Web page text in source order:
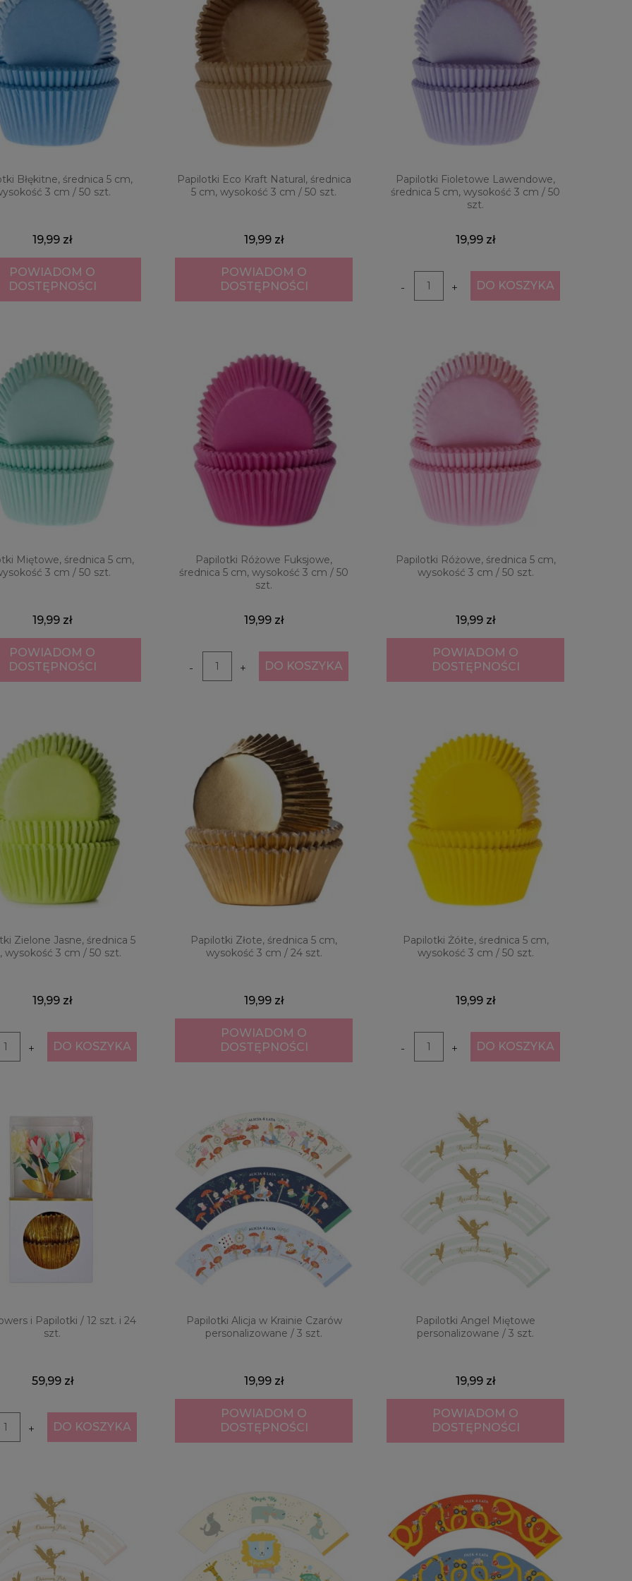
Błękitne, średnica 5 cm,
3 cm / 50 szt.
19,99 zł
POWIADOM O
DOSTĘPNOŚCI
Papilotki Eco Kraft Natural, średnica
5 cm, wysokość 3 cm / 50 szt.
19,99 zł
POWIADOM O
DOSTĘPNOŚCI
Papilotki Fioletowe Lawendowe,
średnica 5 cm, wysokość 3 cm / 50
szt.
19,99 zł
- + DO KOSZYKA
Miętowe, średnica 5 cm,
3 cm / 50 szt.
19,99 zł
POWIADOM O
DOSTĘPNOŚCI
Papilotki Różowe Fuksjowe,
średnica 5 cm, wysokość 3 cm / 50
szt.
19,99 zł
- + DO KOSZYKA
Papilotki Różowe, średnica 5 cm,
wysokość 3 cm / 50 szt.
19,99 zł
POWIADOM O
DOSTĘPNOŚCI
Zielone Jasne, średnica 5
wysokość 3 cm / 50 szt.
19,99 zł
+ DO KOSZYKA
Papilotki Złote, średnica 5 cm,
wysokość 3 cm / 24 szt.
19,99 zł
POWIADOM O
DOSTĘPNOŚCI
Papilotki Żółte, średnica 5 cm,
wysokość 3 cm / 50 szt.
19,99 zł
- + DO KOSZYKA
i Papilotki / 12 szt. i 24
szt.
59,99 zł
+ DO KOSZYKA
Papilotki Alicja w Krainie Czarów
personalizowane / 3 szt.
19,99 zł
POWIADOM O
DOSTĘPNOŚCI
Papilotki Angel Miętowe
personalizowane / 3 szt.
19,99 zł
POWIADOM O
DOSTĘPNOŚCI